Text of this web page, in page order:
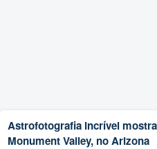
Astrofotografia incrível
Monument Valley, no Arizona